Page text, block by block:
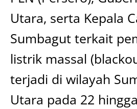
Utara, serta Kepala
Sumbagut terkait
listrik massal
terjadi di wilayah
Utara pada 22